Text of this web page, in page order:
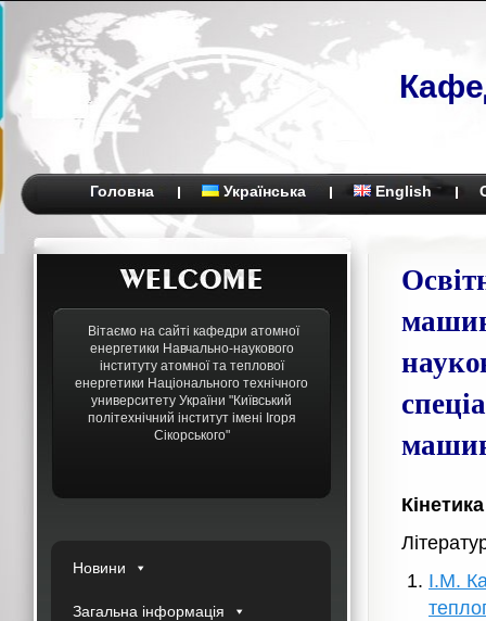
Головна Українська English
Вітаємо на сайті кафедри атомної
енергетики Навчально-наукового
інституту атомної та теплової
енергетики Національного технічного
университету України "Київський
політехнічний інститут імені Ігоря
Сікорського"
Новини
Загальна інформація
І.М.